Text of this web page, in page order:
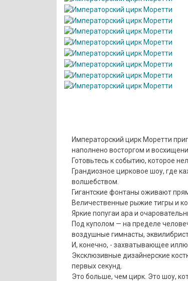
Императорский цирк Моретти
наполнено восторгом и
Готовьтесь к событию, которое
Грандиозное цирковое шоу, где
волшебством.
Гигантские фонтаны оживают
Величественные рыжие тигры и
Яркие попугаи ара и
Под куполом — на пределе
воздушные гимнасты,
И, конечно, - захватывающее
Эксклюзивные дизайнерские
первых секунд.
Это больше, чем цирк. Это шоу,